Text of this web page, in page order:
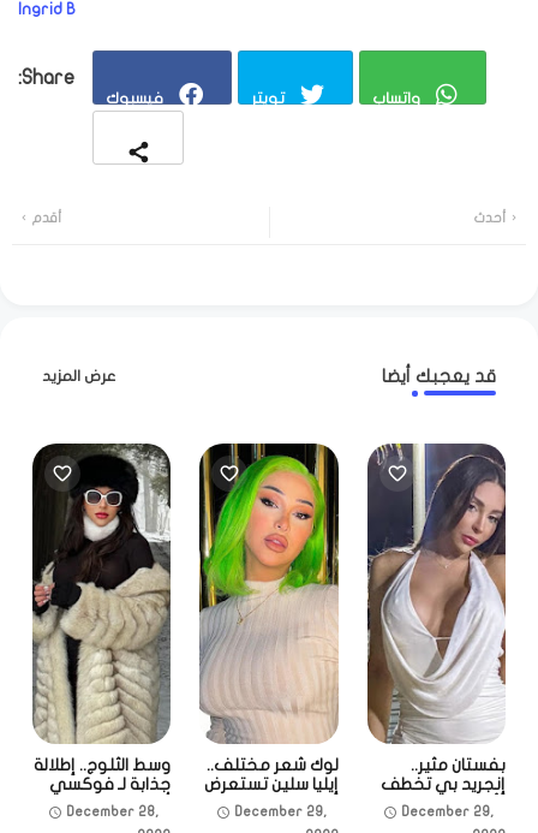
Ingrid B
فيسبوك تويتر واتساب
أحدث أقدم
قد يعجبك أيضا عرض المزيد
بفستان مثير..
إنجريد بي تخطف
الأنظار بإطلالة تبرز
أنوثتها
December 29,
لوك شعر مختلف..
إيليا سلين تستعرض
جمالها
December 29,
وسط الثلوج.. إطلالة
جذابة لـ فوكسي
أناستازيا عبر
إنستجرام
December 28,